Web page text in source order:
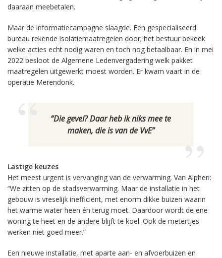
daaraan meebetalen.
Maar de informatiecampagne slaagde. Een gespecialiseerd
bureau rekende isolatiemaatregelen door; het bestuur bekeek
welke acties echt nodig waren en toch nog betaalbaar. En in mei
2022 besloot de Algemene Ledenvergadering welk pakket
maatregelen uitgewerkt moest worden. Er kwam vaart in de
operatie Merendonk.
“Die gevel? Daar heb ik niks mee te
maken, die is van de VvE”
Lastige keuzes
Het meest urgent is vervanging van de verwarming. Van Alphen:
“We zitten op de stadsverwarming. Maar de installatie in het
gebouw is vreselijk inefficiënt, met enorm dikke buizen waarin
het warme water heen én terug moet. Daardoor wordt de ene
woning te heet en de andere blijft te koel. Ook de metertjes
werken niet goed meer.”
Een nieuwe installatie, met aparte aan- en afvoerbuizen en